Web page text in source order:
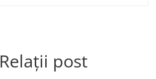
Relații post